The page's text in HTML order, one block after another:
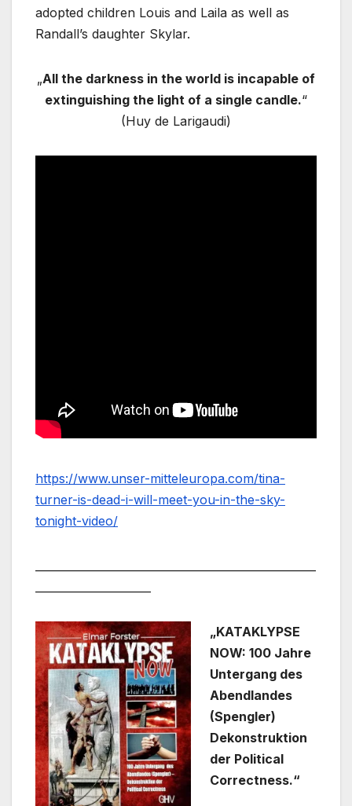
adopted children Louis and Laila as well as
Randall’s daughter Skylar.
„All the darkness in the world is incapable of
extinguishing the light of a single candle.“
(Huy de Larigaudi)
https://www.unser-mitteleuropa.com/tina-
turner-is-dead-i-will-meet-you-in-the-sky-
tonight-video/
„KATAKLYPSE
NOW: 100 Jahre
Untergang des
Abendlandes
(Spengler)
Dekonstruktion
der Political
Correctness.“